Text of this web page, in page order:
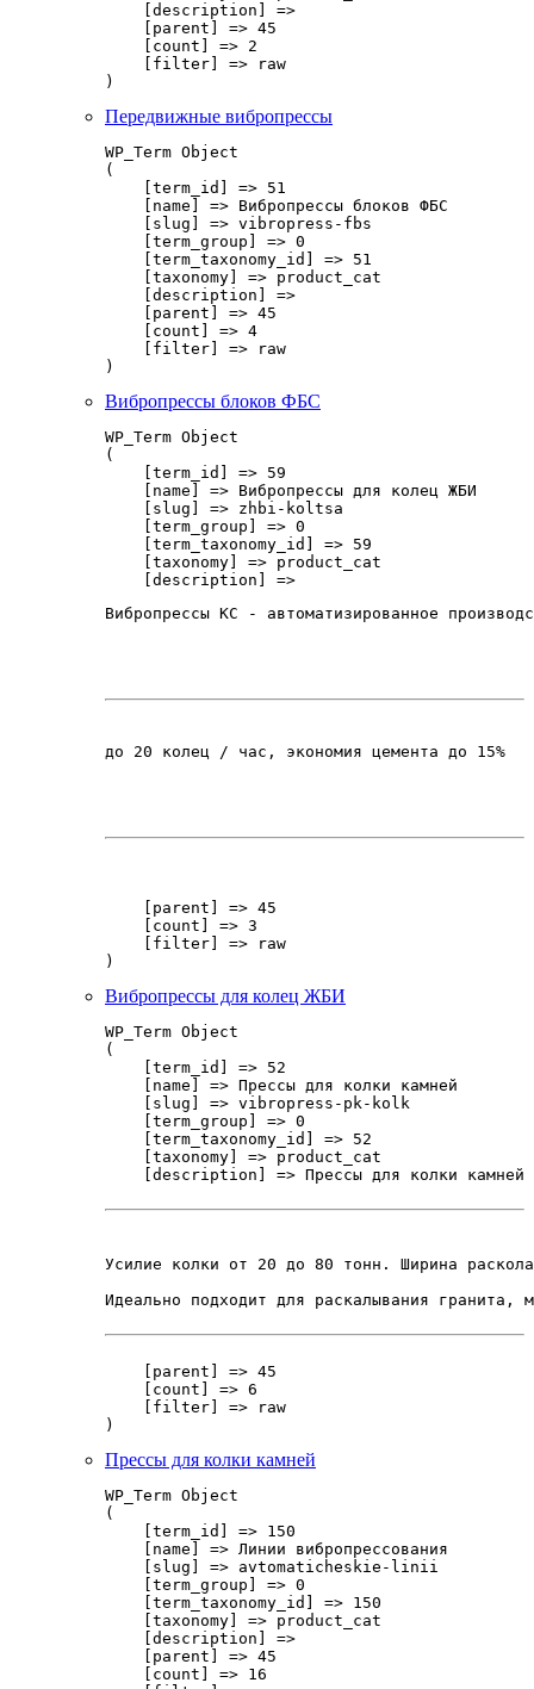
    [description] =>
    [parent] => 45
    [count] => 2
    [filter] => raw
Передвижные вибропрессы
WP_Term Object
(
    [term_id] => 51
    [name] => Вибропрессы блоков ФБС
    [slug] => vibropress-fbs
    [term_group] => 0
    [term_taxonomy_id] => 51
    [taxonomy] => product_cat
    [description] =>
    [parent] => 45
    [count] => 4
    [filter] => raw
Вибропрессы блоков ФБС
WP_Term Object
(
    [term_id] => 59
    [name] => Вибропрессы для колец ЖБИ
    [slug] => zhbi-koltsa
    [term_group] => 0
    [term_taxonomy_id] => 59
    [taxonomy] => product_cat
    [description] =>
Вибропрессы КС - автоматизированное
до 20 колец / час, экономия цемента до 15%
    [parent] => 45
    [count] => 3
    [filter] => raw
Вибропрессы для колец ЖБИ
WP_Term Object
(
    [term_id] => 52
    [name] => Прессы для колки камней
    [slug] => vibropress-pk-kolk
    [term_group] => 0
    [term_taxonomy_id] => 52
    [taxonomy] => product_cat
[description] => Прессы для колки
Усилие колки от 20 до 80 тонн. Ширина
Идеально подходит для раскалывания гранита,
    [parent] => 45
    [count] => 6
    [filter] => raw
Прессы для колки камней
WP_Term Object
(
    [term_id] => 150
    [name] => Линии вибропрессования
    [slug] => avtomaticheskie-linii
    [term_group] => 0
    [term_taxonomy_id] => 150
    [taxonomy] => product_cat
    [description] =>
    [parent] => 45
    [count] => 16